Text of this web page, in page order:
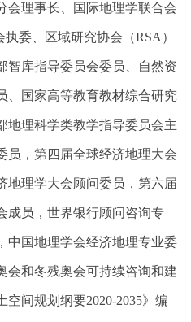
会理事长、国际地理学联合会
执委、区域研究协会（RSA ）
智库指导委员会委员、自然资
、国家高等教育教材综合研究
地理科学类教学指导委员会主
员， 第四届全球经济地理大会
地理学大会顾问委员，第六届
成员，世界银行顾问咨询专
中国地理学会经济地理专业委
会和冬残奥会可持续咨询和建
空间规划纲要2020-2035》编